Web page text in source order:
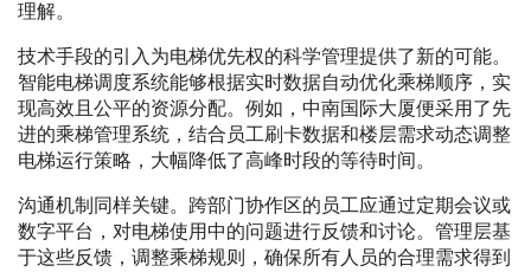
理解。
技术手段的引入为电梯优先权的科学管理提供了新的可能。
智能电梯调度系统能够根据实时数据自动优化乘梯顺序，实
现高效且公平的资源分配。例如，中南国际大厦便采用了先
进的乘梯管理系统，结合员工刷卡数据和楼层需求动态调整
电梯运行策略，大幅降低了高峰时段的等待时间。
沟通机制同样关键。跨部门协作区的员工应通过定期会议或
数字平台，对电梯使用中的问题进行反馈和讨论。管理层基
于这些反馈，调整乘梯规则，确保所有人员的合理需求得到